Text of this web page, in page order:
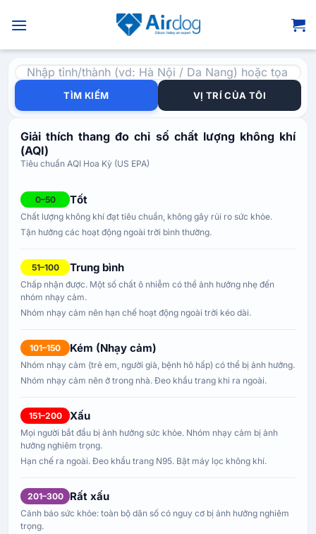
qua
TÌM KIẾM VỊ TRÍ CỦA TÔI
Giải thích thang đo chỉ số chất lượng không khí
(AQI)
Tiêu chuẩn AQI Hoa Kỳ (US EPA)
0–50 Tốt
Chất lượng không khí đạt tiêu chuẩn, không gây rủi ro sức khỏe.
Tận hưởng các hoạt động ngoài trời bình thường.
51–100 Trung bình
Chấp nhận được. Một số chất ô nhiễm có thể ảnh hưởng nhẹ đến
nhóm nhạy cảm.
Nhóm nhạy cảm nên hạn chế hoạt động ngoài trời kéo dài.
101–150 Kém (Nhạy cảm)
Nhóm nhạy cảm (trẻ em, người già, bệnh hô hấp) có thể bị ảnh hưởng.
Nhóm nhạy cảm nên ở trong nhà. Đeo khẩu trang khi ra ngoài.
151–200 Xấu
Mọi người bắt đầu bị ảnh hưởng sức khỏe. Nhóm nhạy cảm bị ảnh
hưởng nghiêm trọng.
Hạn chế ra ngoài. Đeo khẩu trang N95. Bật máy lọc không khí.
201–300 Rất xấu
Cảnh báo sức khỏe: toàn bộ dân số có nguy cơ bị ảnh hưởng nghiêm
trọng.